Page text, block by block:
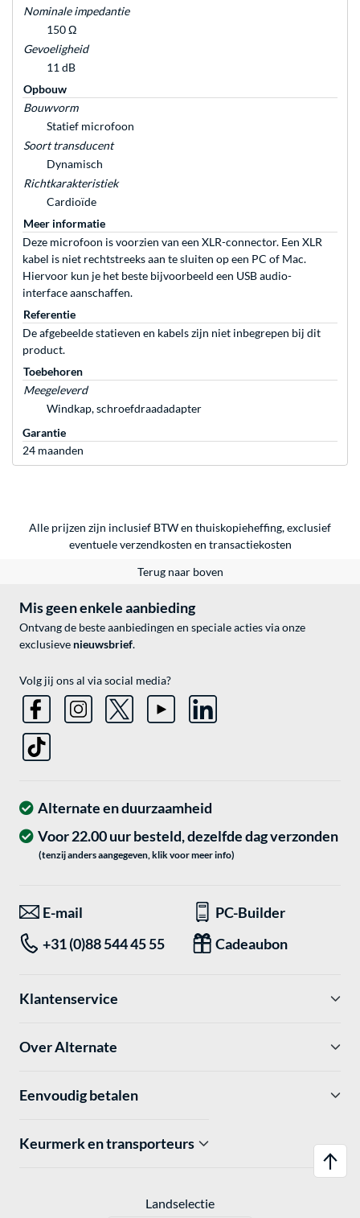
Nominale impedantie
150 Ω
Gevoeligheid
11 dB
Opbouw
Bouwvorm
Statief microfoon
Soort transducent
Dynamisch
Richtkarakteristiek
Cardioïde
Meer informatie
Deze microfoon is voorzien van een XLR-connector. Een XLR
kabel is niet rechtstreeks aan te sluiten op een PC of Mac.
Hiervoor kun je het beste bijvoorbeeld een USB audio-
interface aanschaffen.
Referentie
De afgebeelde statieven en kabels zijn niet inbegrepen bij dit
product.
Toebehoren
Meegeleverd
Windkap, schroefdraadadapter
Garantie
24 maanden
Alle prijzen zijn inclusief BTW en thuiskopieheffing, exclusief
eventueleverzendkosten en transactiekosten
Terug naar boven
Mis geen enkele aanbieding
Ontvang de beste aanbiedingen en speciale acties via onze
exclusieve nieuwsbrief.
Volg jij ons al via social media?
Alternate en duurzaamheid
Voor 22.00 uur besteld, dezelfde dag verzonden
(tenzij anders aangegeven, klik voor meer info)
E-mail
PC-Builder
+31 (0)88 544 45 55
Cadeaubon
Klantenservice
Over Alternate
Eenvoudig betalen
Keurmerk en transporteurs
Landselectie